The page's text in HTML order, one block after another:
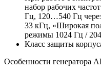
набор рабочих
Гц, 120…540 Гц
33 кГц, «Широкая
режимы 1024 Гц /
Класс защиты
Особенности генератора